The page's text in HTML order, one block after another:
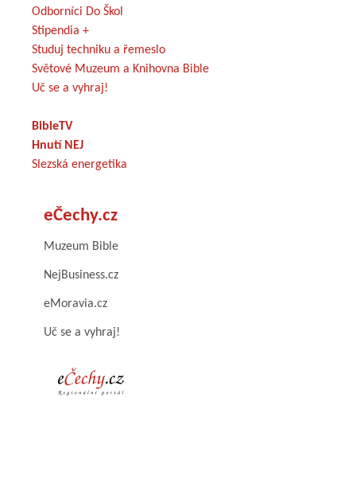
Odborníci Do Škol
Stipendia +
Studuj techniku a řemeslo
Světové Muzeum a Knihovna Bible
Uč se a vyhraj!
BibleTV
Hnutí NEJ
Slezská energetika
eČechy.cz
Muzeum Bible
NejBusiness.cz
eMoravia.cz
Uč se a vyhraj!